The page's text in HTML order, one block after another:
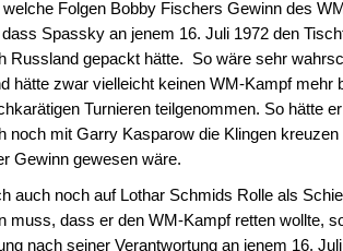
Folgen Bobby Fischers Gewinn des
Spassky an jenem 16. Juli 1972 den
Russland gepackt hätte. So wäre sehr
hätte zwar vielleicht keinen WM-Kampf
Turnieren teilgenommen. So hätte
noch mit Garry Kasparow die Klingen
Gewinn gewesen wäre.
auch noch auf Lothar Schmids Rolle als
muss, dass er den WM-Kampf retten wollte,
nach seiner Verantwortung an jenem 16.